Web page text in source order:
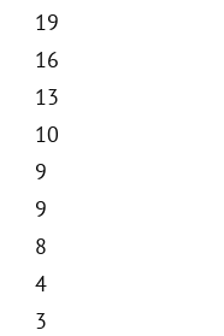
19
16
13
10
9
9
8
4
3